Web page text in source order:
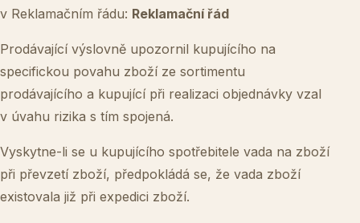
v Reklamačním řádu: Reklamační řád
Prodávající výslovně upozornil kupujícího na
specifickou povahu zboží ze sortimentu
prodávajícího a kupující při realizaci objednávky vzal
v úvahu rizika s tím spojená.
Vyskytne-li se u kupujícího spotřebitele vada na zboží
při převzetí zboží, předpokládá se, že vada zboží
existovala již při expedici zboží.